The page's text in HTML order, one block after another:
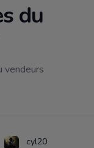
du
vendeurs
cyl20